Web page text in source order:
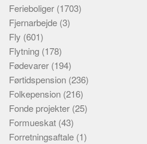
Ferieboliger (1703)
Fjernarbejde (3)
Fly (601)
Flytning (178)
Fødevarer (194)
Førtidspension (236)
Folkepension (216)
Fonde projekter (25)
Formueskat (43)
Forretningsaftale (1)